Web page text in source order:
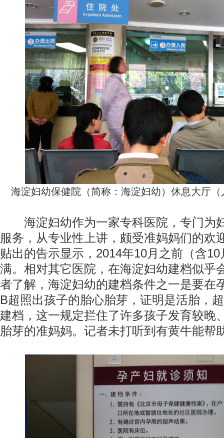
海淀妇幼保健院（简称：海淀妇幼）休息大厅
海淀妇幼作为一家专科医院，专门为
服务，从专业性上讲，颇受准妈妈们的欢
贴出的告示显示，2014年10月之前（含
满。相对其它医院，在海淀妇幼建档似乎
者了解，海淀妇幼的建档条件之一是要在
B超照出孩子的胎心胎芽，证明是活胎，
建档，这一规定拦住了许多孩子发育较晚
胎芽的准妈妈。记者未打听到有黄牛能帮